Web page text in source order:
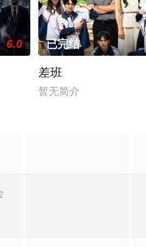
6.0 已完结
差班
暂无简介